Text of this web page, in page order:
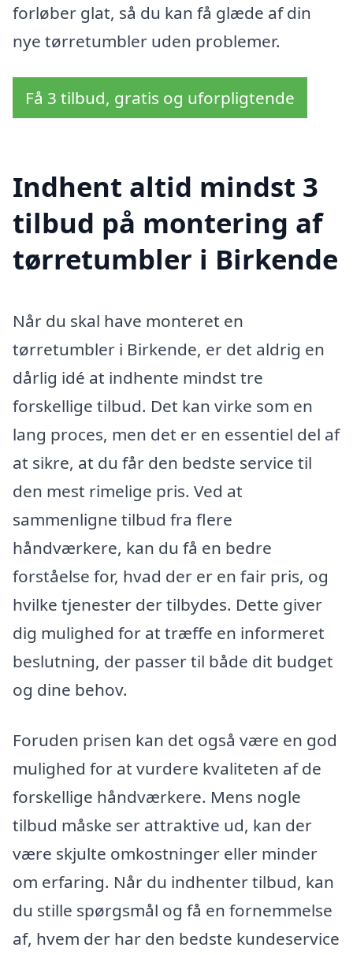
forløber glat, så du kan få glæde af din
nye tørretumbler uden problemer.
Få 3 tilbud, gratis og uforpligtende
Indhent altid mindst 3
tilbud på montering af
tørretumbler i Birkende
Når du skal have monteret en
tørretumbler i Birkende, er det aldrig en
dårlig idé at indhente mindst tre
forskellige tilbud. Det kan virke som en
lang proces, men det er en essentiel del af
at sikre, at du får den bedste service til
den mest rimelige pris. Ved at
sammenligne tilbud fra flere
håndværkere, kan du få en bedre
forståelse for, hvad der er en fair pris, og
hvilke tjenester der tilbydes. Dette giver
dig mulighed for at træffe en informeret
beslutning, der passer til både dit budget
og dine behov.
Foruden prisen kan det også være en god
mulighed for at vurdere kvaliteten af de
forskellige håndværkere. Mens nogle
tilbud måske ser attraktive ud, kan der
være skjulte omkostninger eller minder
om erfaring. Når du indhenter tilbud, kan
du stille spørgsmål og få en fornemmelse
af, hvem der har den bedste kundeservice